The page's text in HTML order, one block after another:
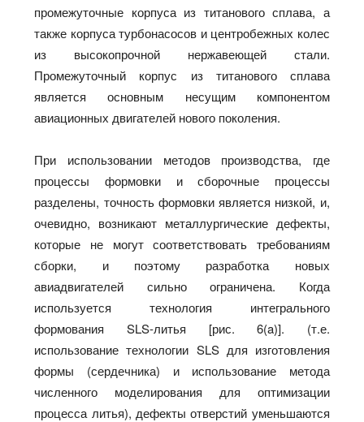
промежуточные корпуса из титанового сплава, а
также корпуса турбонасосов и центробежных колес
из высокопрочной нержавеющей стали.
Промежуточный корпус из титанового сплава
является основным несущим компонентом
авиационных двигателей нового поколения.
При использовании методов производства, где
процессы формовки и сборочные процессы
разделены, точность формовки является низкой, и,
очевидно, возникают металлургические дефекты,
которые не могут соответствовать требованиям
сборки, и поэтому разработка новых
авиадвигателей сильно ограничена. Когда
используется технология интегрального
формования SLS-литья [рис. 6(a)]. (т.е.
использование технологии SLS для изготовления
формы (сердечника) и использование метода
численного моделирования для оптимизации
процесса литья), дефекты отверстий уменьшаются